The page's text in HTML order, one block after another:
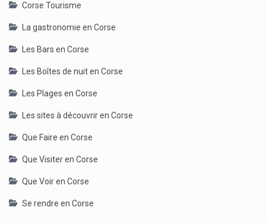
Corse Tourisme
La gastronomie en Corse
Les Bars en Corse
Les Boîtes de nuit en Corse
Les Plages en Corse
Les sites à découvrir en Corse
Que Faire en Corse
Que Visiter en Corse
Que Voir en Corse
Se rendre en Corse